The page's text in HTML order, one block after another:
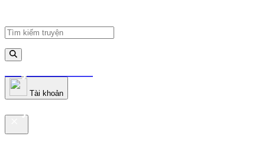
truyenfullz.com
Tài khoản
truyenfullz.com